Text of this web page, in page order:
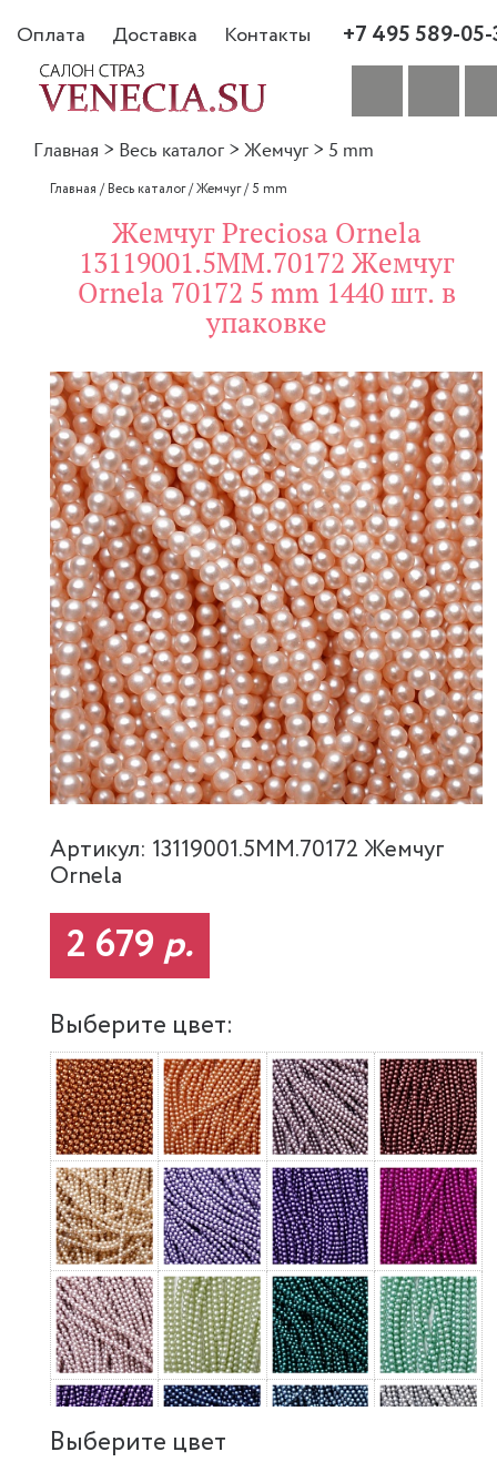
Оплата Доставка Контакты +7 495 589-
Главная > Весь каталог > Жемчуг > 5 mm
Главная /Весь каталог/Жемчуг/5 mm
Жемчуг Preciosa Ornela
13119001.5MM.70172 Жемчуг
Ornela 70172 5 mm 1440 шт. в
упаковке
Артикул: 13119001.5MM.70172 Жемчуг
Ornela
2 679 р.
Выберите цвет:
Выберите цвет